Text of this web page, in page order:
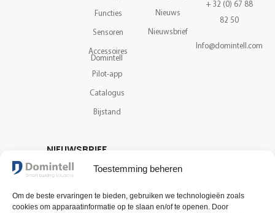
Toestemming beheren
Om de beste ervaringen te bieden, gebruiken we technologieën zoals
cookies om apparaatinformatie op te slaan en/of te openen. Door
Functies
Sensoren
Accessoires
Domintell
Pilot-app
Catalogus
Bijstand
Nieuws
Nieuwsbrief
+ 32 (0) 67 88
82 50
Info@domintell.com
NIEUWSBRIEF
Ontvang het laatste nieuws
en informatie over onze
technologie.
VOLG ONS